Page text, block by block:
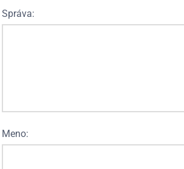
Správa:
Meno: